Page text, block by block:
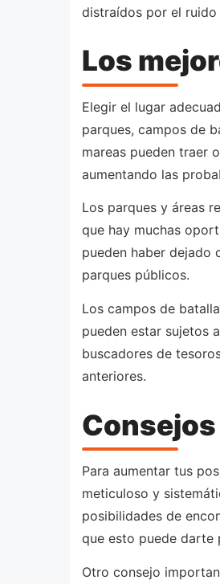
distraídos por el ruido
Los
Elegir el lugar
parques, campos de
mareas pueden traer
aumentando las
Los parques y áreas
que hay muchas
pueden haber dejado
parques públicos.
Los campos de
pueden estar sujetos
buscadores de
anteriores.
Para aumentar tus
meticuloso y
posibilidades de
que esto puede darte
Otro consejo